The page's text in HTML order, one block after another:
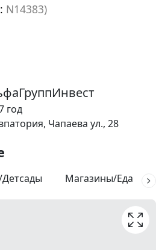
N14383)
год
Чапаева ул., 28
Магазины/Еда